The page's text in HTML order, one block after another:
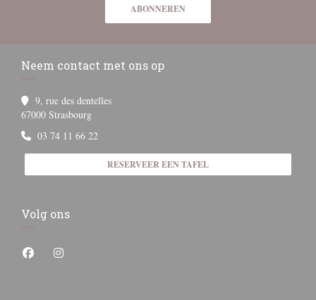
ABONNEREN
Neem contact met ons op
9, rue des dentelles
67000 Strasbourg((opent in een nieuw venster))
03 74 11 66 22
RESERVEER EEN TAFEL
Volg ons
Facebook ((opent in een nieuw venster))
Instagram ((opent in een nieuw venster))